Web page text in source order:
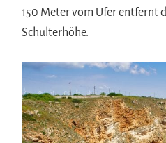
150 Meter vom Ufer entfernt
Schulterhöhe.